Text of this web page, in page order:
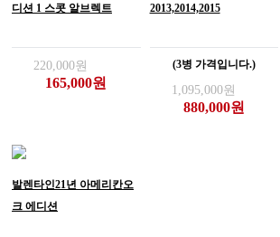
디션 1 스콧 알브렉트
220,000원
165,000원
2013,2014,2015
(3병 가격입니다.)
1,095,000원
880,000원
발렌타인21년 아메리칸오
크 에디션